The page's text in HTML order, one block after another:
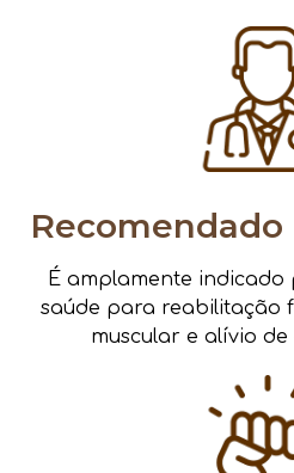
É amplamente
saúde para reabilitação
muscular e alívio